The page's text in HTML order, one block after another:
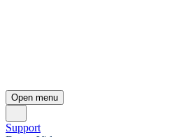
Open menu
Support